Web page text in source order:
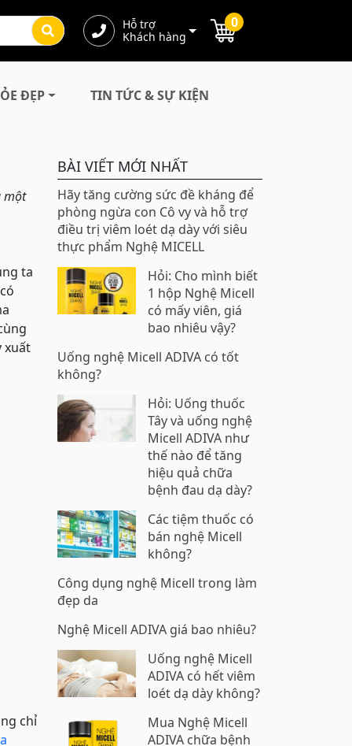
Hỗ trợ
Khách hàng
0
ĐẸP TIN TỨC & SỰ KIỆN
một
ta
xuất
chỉ
BÀI VIẾT MỚI NHẤT
Hãy tăng cường sức đề kháng để
phòng ngừa con Cô vy và hỗ trợ
điều trị viêm loét dạ dày với siêu
thực phẩm Nghệ MICELL
Hỏi: Cho mình biết
1 hộp Nghệ Micell
có mấy viên, giá
bao nhiêu vậy?
Uống nghệ Micell ADIVA có tốt
không?
Hỏi: Uống thuốc
Tây và uống nghệ
Micell ADIVA như
thế nào để tăng
hiệu quả chữa
bệnh đau dạ dày?
Các tiệm thuốc có
bán nghệ Micell
không?
Công dụng nghệ Micell trong làm
đẹp da
Nghệ Micell ADIVA giá bao nhiêu?
Uống nghệ Micell
ADIVA có hết viêm
loét dạ dày không?
Mua Nghệ Micell
ADIVA chữa bệnh